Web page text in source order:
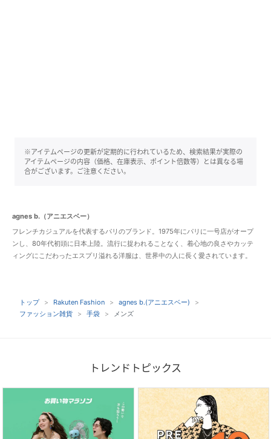
※アイテムページの更新が定期的に行われているため、検索結果が実際の
アイテムページの内容（価格、在庫表示、ポイント倍数等）とは異なる場
合がございます。ご注意ください。
agnes b.（アニエスベー）
フレンチカジュアルを代表するパリのブランド。1975年にパリに一号店がオープ
ンし、80年代初頭に日本上陸。流行に捉われることなく、着心地の良さやカッテ
ィングにこだわったエスプリ溢れる洋服は、世界中の人に長く愛されています。
トップ Rakuten Fashion
agnes b.(アニエスベー)
ファッション雑貨
手袋 メンズ
トレンドトピックス